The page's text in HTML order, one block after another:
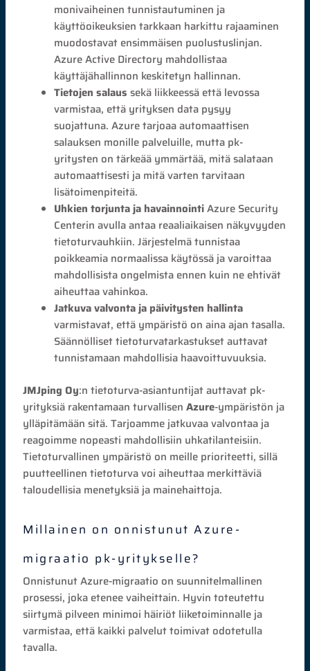
monivaiheinen tunnistautuminen ja
käyttöoikeuksien tarkkaan harkittu rajaaminen
muodostavat ensimmäisen puolustuslinjan.
Azure Active Directory mahdollistaa
käyttäjähallinnon keskitetyn hallinnan.
Tietojen salaus sekä liikkeessä että levossa
varmistaa, että yrityksen data pysyy
suojattuna. Azure tarjoaa automaattisen
salauksen monille palveluille, mutta pk-
yritysten on tärkeää ymmärtää, mitä salataan
automaattisesti ja mitä varten tarvitaan
lisätoimenpiteitä.
Uhkien torjunta ja havainnointiAzure Security
Centerin avulla antaa reaaliaikaisen näkyvyyden
tietoturvauhkiin. Järjestelmä tunnistaa
poikkeamia normaalissa käytössä ja varoittaa
mahdollisista ongelmista ennen kuin ne ehtivät
aiheuttaa vahinkoa.
Jatkuva valvonta ja päivitysten hallinta
varmistavat, että ympäristö on aina ajan tasalla.
Säännölliset tietoturvatarkastukset auttavat
tunnistamaan mahdollisia haavoittuvuuksia.
JMJping Oy:n tietoturva-asiantuntijat auttavat pk-
yrityksiä rakentamaan turvallisen Azure-ympäristön ja
ylläpitämään sitä. Tarjoamme jatkuvaa valvontaa ja
reagoimme nopeasti mahdollisiin uhkatilanteisiin.
Tietoturvallinen ympäristö on meille prioriteetti, sillä
puutteellinen tietoturva voi aiheuttaa merkittäviä
taloudellisia menetyksiä ja mainehaittoja.
Millainen on onnistunut Azure-
migraatio pk-yritykselle?
Onnistunut Azure-migraatio on suunnitelmallinen
prosessi, joka etenee vaiheittain. Hyvin toteutettu
siirtymä pilveen minimoi häiriöt liiketoiminnalle ja
varmistaa, että kaikki palvelut toimivat odotetulla
tavalla.